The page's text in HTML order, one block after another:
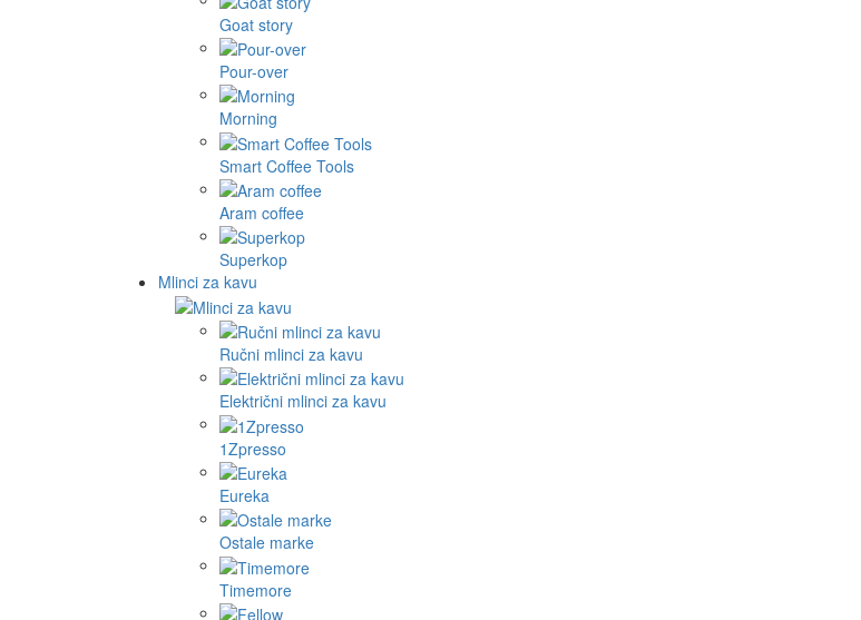
Goat story
Pour-over
Morning
Smart Coffee Tools
Aram coffee
Superkop
Mlinci za kavu
Ručni mlinci za kavu
Električni mlinci za kavu
1Zpresso
Eureka
Ostale marke
Timemore